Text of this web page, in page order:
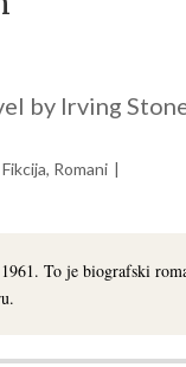
by Irving
, Romani
To je biografski